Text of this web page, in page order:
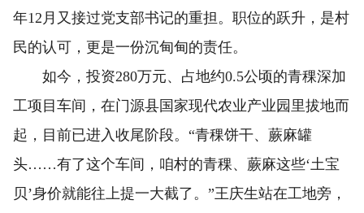
年12月又接过党支部书记的重担。职位的跃升，是村
民的认可，更是一份沉甸甸的责任。
如今，投资280万元、占地约0.5公顷的青稞深加
工项目车间，在门源县国家现代农业产业园里拔地而
起，目前已进入收尾阶段。“青稞饼干、蕨麻罐
头……有了这个车间，咱村的青稞、蕨麻这些‘土宝
贝’身价就能往上提一大截了。”王庆生站在工地旁，